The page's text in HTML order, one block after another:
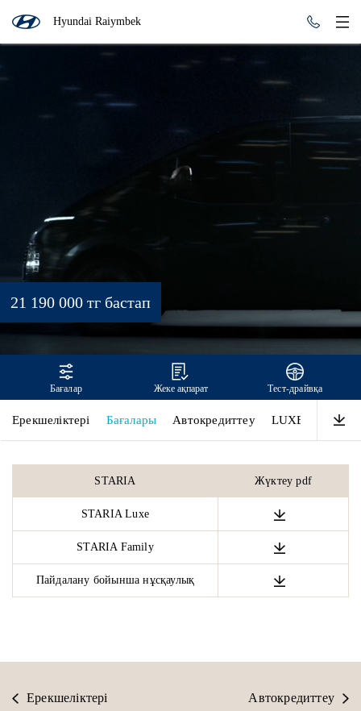
Hyundai Raiymbek
STARIA
21 190 000 тг бастап
Бағалар Жеке ақпарат Тест-драйвқа
Ерекшеліктері Бағалары Автокредиттеу LUXE
STARIA Жүктеу pdf
STARIA Luxe
STARIA Family
Пайдалану бойынша нұсқаулық
Ерекшеліктері Автокредиттеу